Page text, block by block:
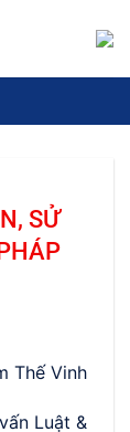
SỬ
Thế Vinh
&